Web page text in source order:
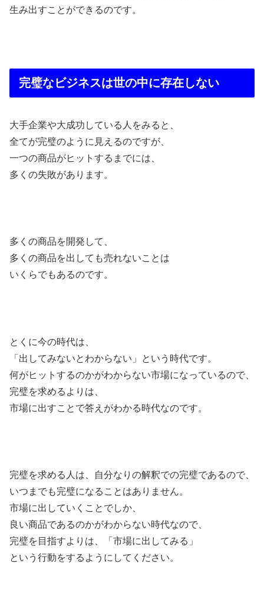
生み出すことができるのです。
完璧なビジネスは世の中に存在しない
大手企業や大成功している人をみると、
全てが完璧のように見えるのですが、
一つの商品がヒットするまでには、
多くの失敗があります。
多くの商品を開発して、
多くの商品を出しても売れないことは
いくらでもあるのです。
とくに今の時代は、
「出してみないとわからない」という時代です。
何がヒットするのかがわからない市場になっているので、
完璧を求めるよりは、
市場に出すことで答えがわかる時代なのです。
完璧を求める人は、自分なりの解釈での完璧であるので、
いつまでも完璧になることはありません。
市場に出していくことでしか、
良い商品であるのかがわからない時代なので、
完璧を目指すよりは、「市場に出してみる」
という行動をするようにしてください。